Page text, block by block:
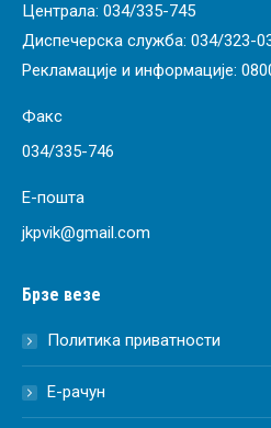
Централа: 034/335-745
Диспечерска служба: 034/323-
Рекламације и информације:
Факс
034/335-746
Е-пошта
jkpvik@gmail.com
Брзе везе
Политика приватности
Е-рачун